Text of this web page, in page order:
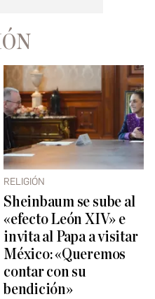
RELIGIÓN
Sheinbaum se sube al
«efecto León XIV» e
invita al Papa a visitar
México: «Queremos
contar con su
bendición»